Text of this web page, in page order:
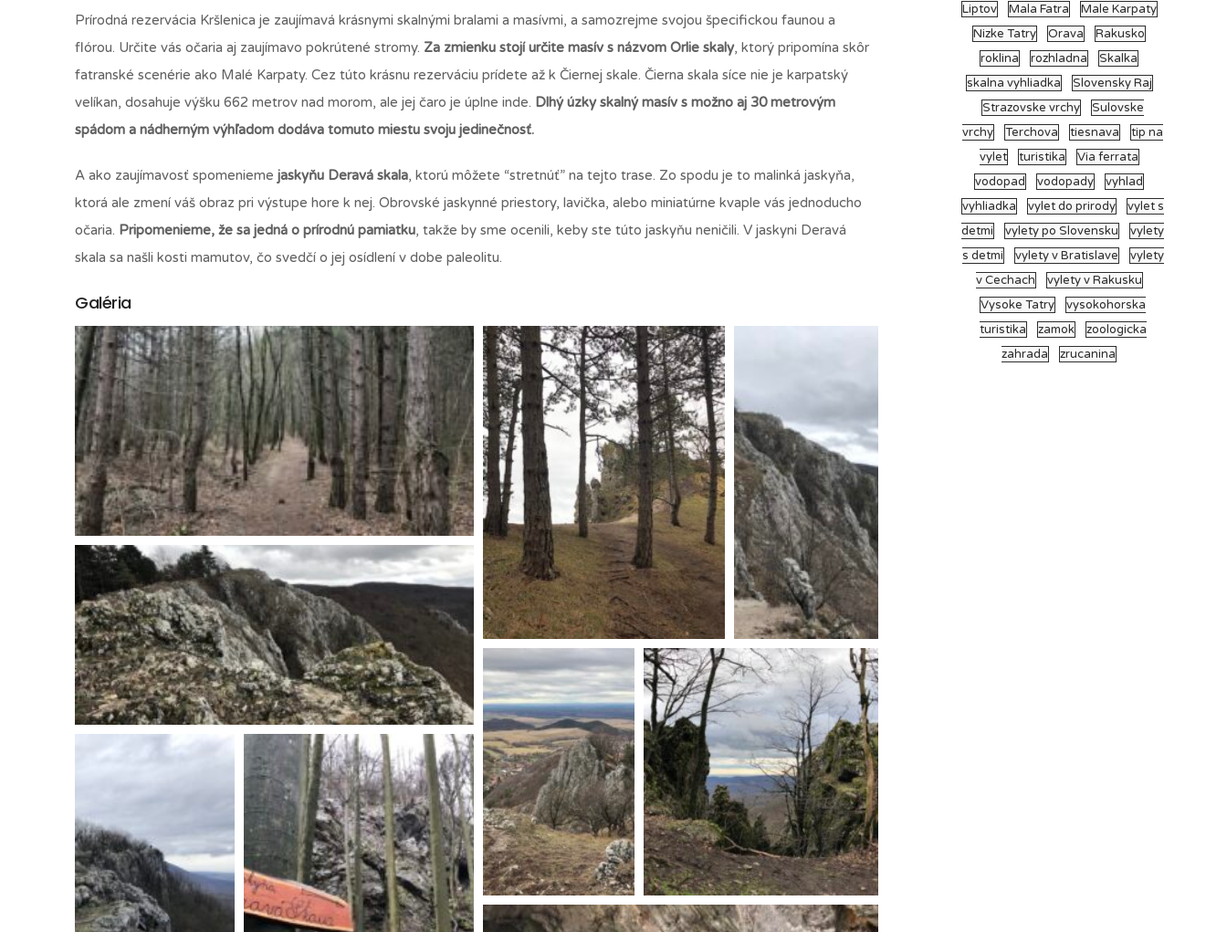
Prírodná rezervácia Kršlenica je zaujímavá krásnymi skalnými bralami a masívmi, a samozrejme svojou špecifickou faunou a
flórou. Určite vás očaria aj zaujímavo pokrútené stromy. Za zmienku stojí určite masív s názvom Orlie skaly, ktorý pripomína skôr
fatranské scenérie ako Malé Karpaty. Cez túto krásnu rezerváciu prídete až k Čiernej skale. Čierna skala síce nie je karpatský
velíkan, dosahuje výšku 662 metrov nad morom, ale jej čaro je úplne inde. Dlhý úzky skalný masív s možno aj 30 metrovým
spádom a nádherným výhľadom dodáva tomuto miestu svoju jedinečnosť.
A ako zaujímavosť spomenieme jaskyňu Deravá skala, ktorú môžete “stretnúť” na tejto trase. Zo spodu je to malinká jaskyňa,
ktorá ale zmení váš obraz pri výstupe hore k nej. Obrovské jaskynné priestory, lavička, alebo miniatúrne kvaple vás jednoducho
očaria. Pripomenieme, že sa jedná o prírodnú pamiatku, takže by sme ocenili, keby ste túto jaskyňu neničili. V jaskyni Deravá
skala sa našli kosti mamutov, čo svedčí o jej osídlení v dobe paleolitu.
Galéria
Liptov
Mala Fatra
Male Karpaty
Nizke Tatry
Orava
Rakusko
roklina
rozhladna
Skalka
skalna vyhliadka
Slovensky Raj
Strazovske vrchy
Sulovske
vrchy
Terchova tiesnava
tip na
vylet
turistika
Via ferrata
vodopad
vodopady
vyhlad
vyhliadka
vylet do prirody
vylet s
detmi
vylety po Slovensku
vylety
s detmi
vylety v Bratislave
vylety
v Cechach
vylety v Rakusku
Vysoke Tatry
vysokohorska
turistika
zamok
zoologicka
zahrada
zrucanina